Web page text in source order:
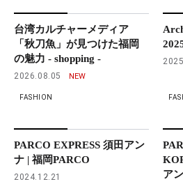
台湾カルチャーメディア
「秋刀魚」が見つけた福岡
の魅力 - shopping -
2026.08.05
FASHION
PARCO EXPRESS 須田アン
ナ | 福岡PARCO
2024.12.21
ア